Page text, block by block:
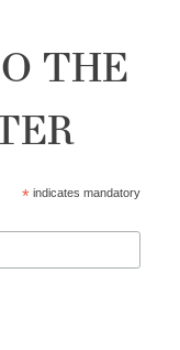
THE
* indicates mandatory